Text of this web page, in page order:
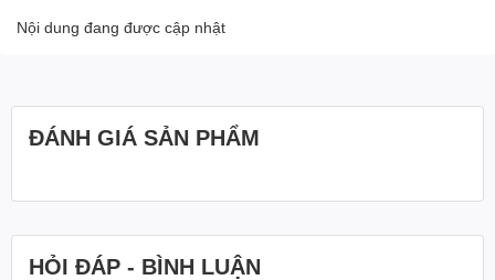
Nội dung đang được cập nhật
ĐÁNH GIÁ SẢN PHẨM
HỎI ĐÁP - BÌNH LUẬN